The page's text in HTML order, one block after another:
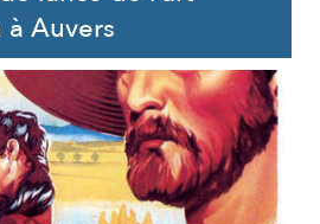
Auvers